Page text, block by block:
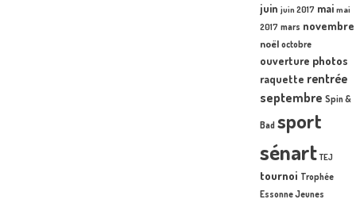
juin juin 2017 mai mai
2017 mars novembre
noël octobre
ouverture photos
raquette rentrée
septembre Spin &
Bad sport
sénart TEJ
tournoi Trophée
Essonne Jeunes